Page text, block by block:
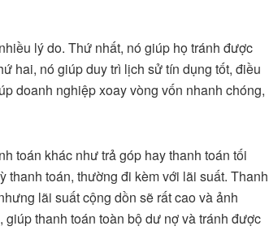
lý do. Thứ nhất, nó giúp họ tránh được
hai, nó giúp duy trì lịch sử tín dụng tốt, điều
doanh nghiệp xoay vòng vốn nhanh chóng,
toán khác như trả góp hay thanh toán tối
thanh toán, thường đi kèm với lãi suất. Thanh
lãi suất cộng dồn sẽ rất cao và ảnh
thanh toán toàn bộ dư nợ và tránh được